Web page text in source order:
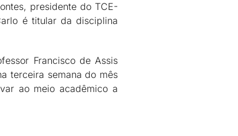
presidente do TCE-
é titular da disciplina
Francisco de Assis
terceira semana do mês
ao meio acadêmico a